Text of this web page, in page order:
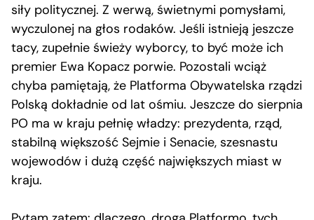
siły politycznej. Z werwą, świetnymi pomysłami,
wyczulonej na głos rodaków. Jeśli istnieją jeszcze
tacy, zupełnie świeży wyborcy, to być może ich
premier Ewa Kopacz porwie. Pozostali wciąż
chyba pamiętają, że Platforma Obywatelska rządzi
Polską dokładnie od lat ośmiu. Jeszcze do sierpnia
PO ma w kraju pełnię władzy: prezydenta, rząd,
stabilną większość Sejmie i Senacie, szesnastu
wojewodów i dużą część największych miast w
kraju.